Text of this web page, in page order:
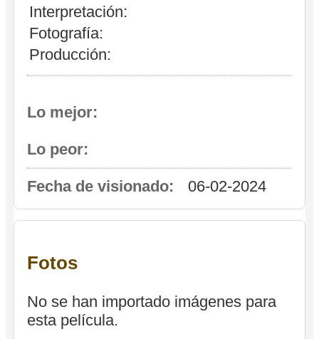
Interpretación:
Fotografía:
Producción:
Lo mejor:
Lo peor:
Fecha de visionado: 06-02-2024
Fotos
No se han importado imágenes para
esta película.